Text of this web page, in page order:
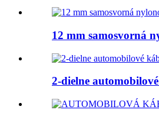
12 mm samosvorná
2-dielne